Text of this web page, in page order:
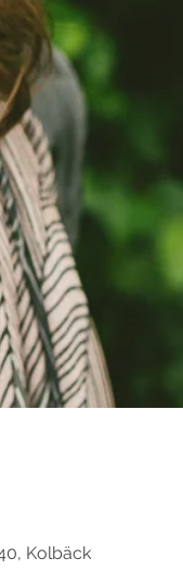
Kolbäck